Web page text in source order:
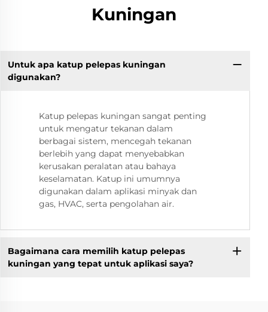
Kuningan
Untuk apa katup pelepas kuningan
digunakan?
Katup pelepas kuningan sangat penting
untuk mengatur tekanan dalam
berbagai sistem, mencegah tekanan
berlebih yang dapat menyebabkan
kerusakan peralatan atau bahaya
keselamatan. Katup ini umumnya
digunakan dalam aplikasi minyak dan
gas, HVAC, serta pengolahan air.
Bagaimana cara memilih katup pelepas
kuningan yang tepat untuk aplikasi saya?